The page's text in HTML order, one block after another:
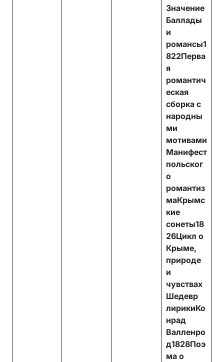
Значение
Баллады
и
романсы1
822Перва
я
романтич
еская
сборка с
народны
ми
мотивами
Манифест
польског
о
романтиз
маКрымс
кие
сонеты18
26Цикл о
Крыме,
природе
и
чувствах
Шедевр
лирикиКо
нрад
Валленро
д1828Поэ
ма о